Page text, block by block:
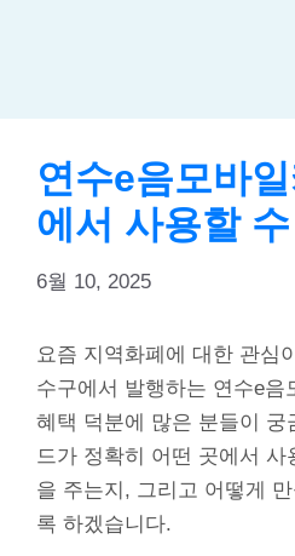
연수e음모바
에서 사용할
6월 10, 2025
요즘 지역화폐에 대한 관심
수구에서 발행하는 연수e음
혜택 덕분에 많은 분들이 궁
드가 정확히 어떤 곳에서 사
을 주는지, 그리고 어떻게
록 하겠습니다.